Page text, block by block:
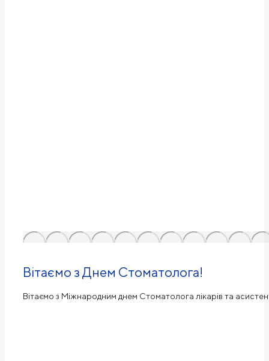
Вітаємо з Днем Стоматолога!
Вітаємо з Міжнародним днем ​​Стоматолога лікарів та